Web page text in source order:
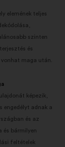
elemének teljes
szinten
és
maga után.
képezik,
engedélyt adnak a
és az
és bármilyen
feltételek